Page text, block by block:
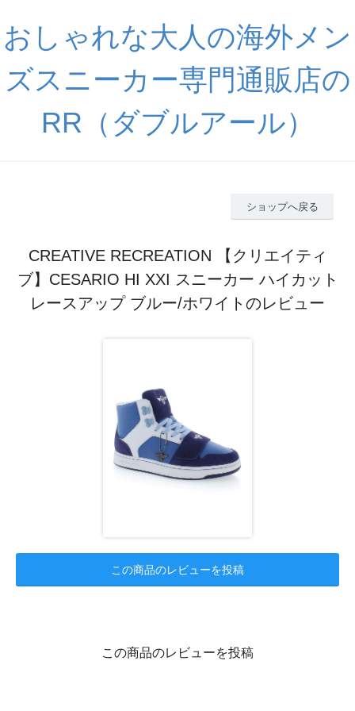
おしゃれな大人の海外メン
ズスニーカー専門通販店の
RR（ダブルアール）
ショップへ戻る
CREATIVE RECREATION 【クリエイティ
ブ】CESARIO HI XXI スニーカー ハイカット
レースアップ ブルー/ホワイトのレビュー
この商品のレビューを投稿
この商品のレビューを投稿